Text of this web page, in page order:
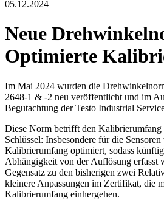
05.12.2024
Neue
Optimierte
Im Mai 2024 wurden die
2648-1 & -2 neu veröffentlicht und im
Begutachtung der Testo Industrial
Diese Norm betrifft den Kalibrierumfang
Schlüssel: Insbesondere für die
Kalibrierumfang optimiert, sodass
Abhängigkeit von der Auflösung erfasst
Gegensatz zu den bisherigen zwei
kleinere Anpassungen im Zertifikat, die
Kalibrierumfang einhergehen.